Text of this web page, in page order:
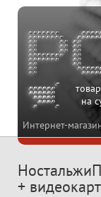
Интернет-
на
+